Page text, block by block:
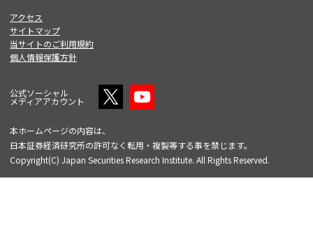
アクセス
サイトマップ
当サイトのご利用規約
個人情報保護方針
公式ソーシャル
メディアアカウント
本ホームページの内容は、
日本証券経済研究所の許可なく転用・複製等する事を禁じます。
Copyright(C) Japan Securities Research Institute. All Rights Reserved.